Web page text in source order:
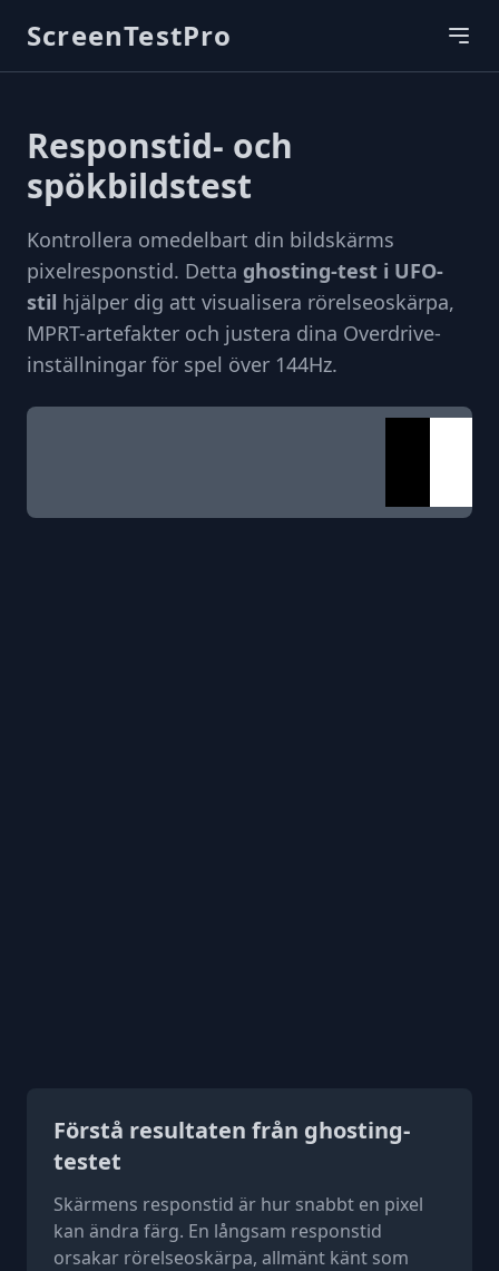
ScreenTestPro
Responstid- och
spökbildstest
Kontrollera omedelbart din bildskärms
pixelresponstid. Detta ghosting-test i UFO-
stil hjälper dig att visualisera rörelseoskärpa,
MPRT-artefakter och justera dina Overdrive-
inställningar för spel över 144Hz.
Förstå resultaten från ghosting-
testet
Skärmens responstid är hur snabbt en pixel
kan ändra färg. En långsam responstid
orsakar rörelseoskärpa, allmänt känt som